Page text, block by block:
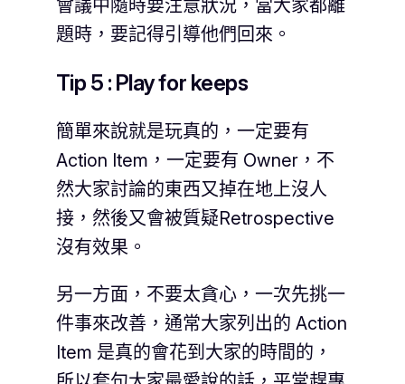
會議中隨時要注意狀況，當大家都離
題時，要記得引導他們回來。
Tip 5 : Play for keeps
簡單來說就是玩真的，一定要有
Action Item，一定要有 Owner，不
然大家討論的東西又掉在地上沒人
接，然後又會被質疑Retrospective
沒有效果。
另一方面，不要太貪心，一次先挑一
件事來改善，通常大家列出的 Action
Item 是真的會花到大家的時間的，